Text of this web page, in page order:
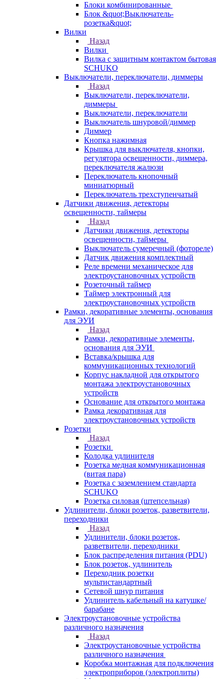
Блоки комбинированные
Блок &quot;Выключатель-
розетка&quot;
Вилки
Назад
Вилки
Вилка с защитным контактом бытовая
SCHUKO
Выключатели, переключатели, диммеры
Назад
Выключатели, переключатели,
диммеры
Выключатели, переключатели
Выключатель шнуровой/диммер
Диммер
Кнопка нажимная
Крышка для выключателя, кнопки,
регулятора освещенности, диммера,
переключателя жалюзи
Переключатель кнопочный
миниатюрный
Переключатель трехступенчатый
Датчики движения, детекторы
освещенности, таймеры
Назад
Датчики движения, детекторы
освещенности, таймеры
Выключатель сумеречный (фотореле)
Датчик движения комплектный
Реле времени механическое для
электроустановочных устройств
Розеточный таймер
Таймер электронный для
электроустановочных устройств
Рамки, декоративные элементы, основания
для ЭУИ
Назад
Рамки, декоративные элементы,
основания для ЭУИ
Вставка/крышка для
коммуникационных технологий
Корпус накладной для открытого
монтажа электроустановочных
устройств
Основание для открытого монтажа
Рамка декоративная для
электроустановочных устройств
Розетки
Назад
Розетки
Колодка удлинителя
Розетка медная коммуникационная
(витая пара)
Розетка с заземлением стандарта
SCHUKO
Розетка силовая (штепсельная)
Удлинители, блоки розеток, разветвители,
переходники
Назад
Удлинители, блоки розеток,
разветвители, переходники
Блок распределения питания (PDU)
Блок розеток, удлинитель
Переходник розетки
мультистандартный
Сетевой шнур питания
Удлинитель кабельный на катушке/
барабане
Электроустановочные устройства
различного назначения
Назад
Электроустановочные устройства
различного назначения
Коробка монтажная для подключения
электроприборов (электроплиты)